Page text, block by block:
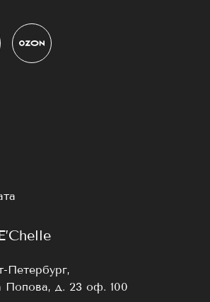
Петербург,
Попова, д. 23 оф. 100